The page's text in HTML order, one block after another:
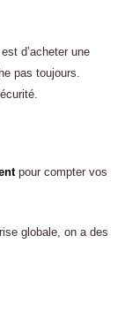
d’acheter une
pas toujours.
pour compter vos
globale, on a des